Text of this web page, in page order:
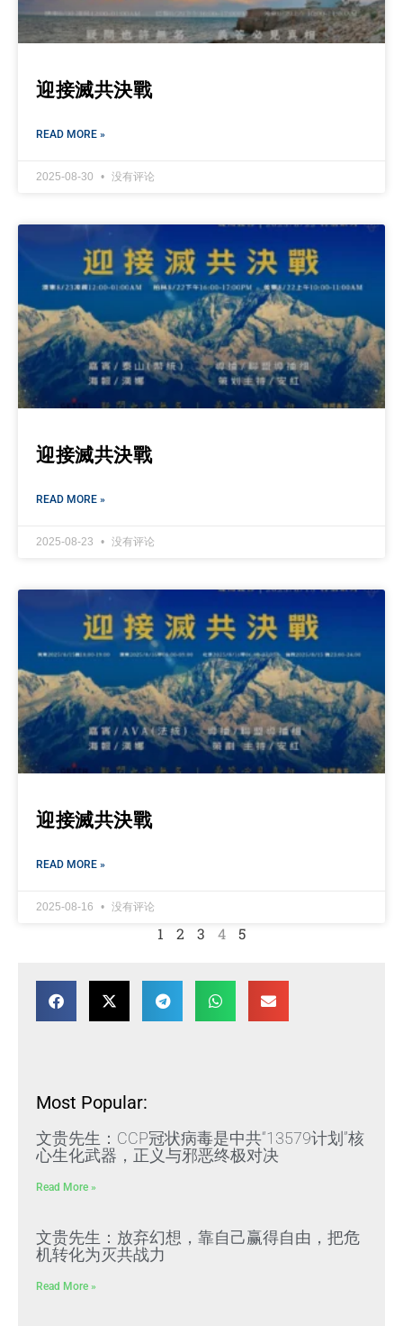
迎接滅共決戰
READ MORE »
2025-08-30 没有评论
迎接滅共決戰
READ MORE »
2025-08-23 没有评论
迎接滅共決戰
READ MORE »
2025-08-16 没有评论
1 2 3 4 5
Most Popular:
文贵先生：CCP冠状病毒是中共“13579计划”核
心生化武器，正义与邪恶终极对决
Read More »
文贵先生：放弃幻想，靠自己赢得自由，把危
机转化为灭共战力
Read More »